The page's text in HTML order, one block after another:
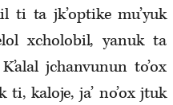
ti ta jk’optike mu’yuk
xcholobil, yanuk ta
jchanvunun to’ox
ti, kaloje, ja’ no’ox jtuk